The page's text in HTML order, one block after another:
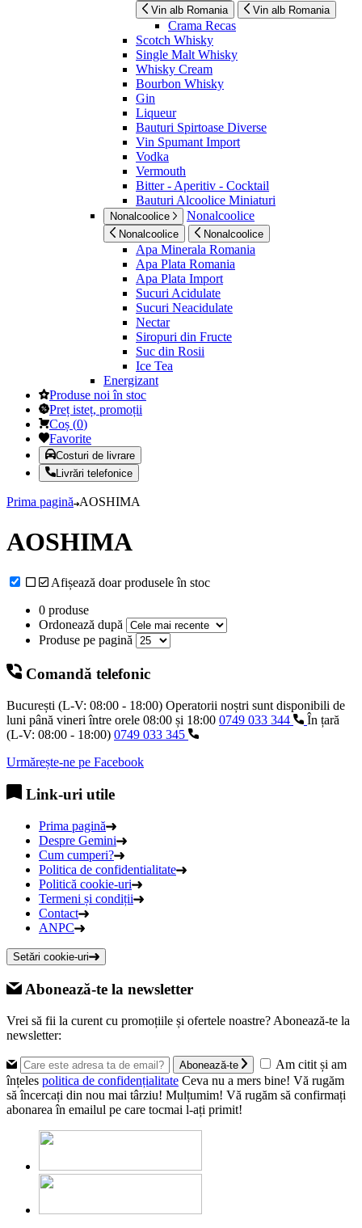
Vin alb Romania Vin alb Romania
Crama Recas
Scotch Whisky
Single Malt Whisky
Whisky Cream
Bourbon Whisky
Gin
Liqueur
Bauturi Spirtoase Diverse
Vin Spumant Import
Vodka
Vermouth
Bitter - Aperitiv - Cocktail
Bauturi Alcoolice Miniaturi
Nonalcoolice Nonalcoolice
Nonalcoolice Nonalcoolice
Apa Minerala Romania
Apa Plata Romania
Apa Plata Import
Sucuri Acidulate
Sucuri Neacidulate
Nectar
Siropuri din Fructe
Suc din Rosii
Ice Tea
Energizant
Produse noi în stoc
Preț isteț, promoții
Coș (0)
Favorite
Costuri de livrare
Livrări telefonice
Prima pagină AOSHIMA
AOSHIMA
Afișează doar produsele în stoc
0 produse
Ordonează după
Produse pe pagină
Comandă telefonic
București (L-V: 08:00 - 18:00) Operatorii noștri sunt disponibili de
luni până vineri între orele 08:00 și 18:00 0749 033 344
În țară
(L-V: 08:00 - 18:00) 0749 033 345
Urmărește-ne pe Facebook
Link-uri utile
Prima pagină
Despre Gemini
Cum cumperi?
Politica de confidentialitate
Politică cookie-uri
Termeni și condiții
Contact
ANPC
Setări cookie-uri
Abonează-te la newsletter
Vrei să fii la curent cu promoțiile și ofertele noastre? Abonează-te la
newsletter:
Abonează-te
Am citit și am
înțeles politica de confidențialitate Ceva nu a mers bine! Vă rugăm
să încercați din nou mai târziu! Mulțumim! Vă rugăm să confirmați
abonarea în emailul pe care tocmai l-ați primit!